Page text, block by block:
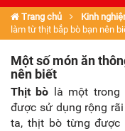
Trang chủ Kinh
làm từ thịt bắp bò bạn nên
Một số món ăn
nên biết
Thịt bò là một trong
được sử dụng rộng
ta, thịt bò từng